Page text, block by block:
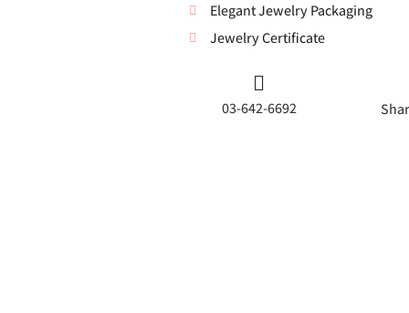
Elegant Jewelry Packaging
Jewelry Certificate
03-642-6692